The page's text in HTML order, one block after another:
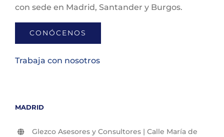
con sede en Madrid, Santander y Burgos.
CONÓCENOS
Trabaja con nosotros
MADRID
Glezco Asesores y Consultores | Calle María de